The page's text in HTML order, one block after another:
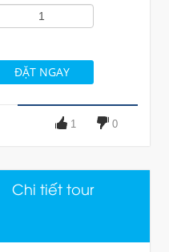
0
1
Chi tiết tour